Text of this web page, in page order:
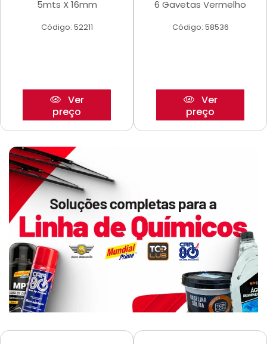
5mts X 16mm
Código: 52211
Ver
preço
6 Gavetas Vermelho
Código: 58536
Ver
preço